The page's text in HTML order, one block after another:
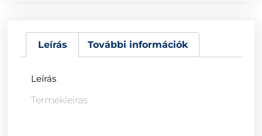
Leírás További információk
Leírás
Termekleiras